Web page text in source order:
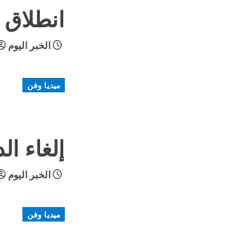
الخبر اليوم
ميديا وفن
إلغاء الدورة الـ 34 من مهرجان
الخبر اليوم
ميديا وفن